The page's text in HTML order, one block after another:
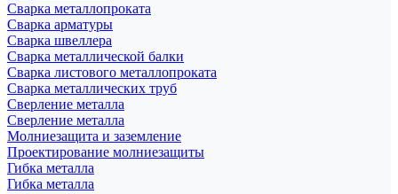
Сварка металлопроката
Сварка арматуры
Сварка швеллера
Сварка металлической балки
Сварка листового металлопроката
Сварка металлических труб
Сверление металла
Сверление металла
Молниезащита и заземление
Проектирование молниезащиты
Гибка металла
Гибка металла